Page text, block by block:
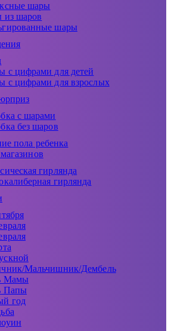
шары
из шаров
шары
с цифрами для детей
с цифрами для взрослых
с шарами
без шаров
пола ребенка
гирлянда
гирлянда
Мальчишник/Дембель
Мамы
Папы
год